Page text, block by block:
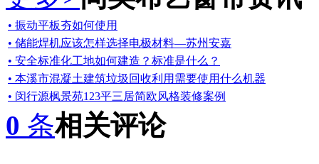
• 振动平板夯如何使用
• 储能焊机应该怎样选择电极材料—苏州安嘉
• 安全标准化工地如何建造？标准是什么？
• 本溪市混凝土建筑垃圾回收利用需要使用什么机器
• 闵行源枫景苑123平三居简欧风格装修案例
0 条相关评论